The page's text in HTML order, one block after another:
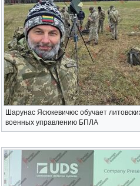
Шарунас Ясюкевичюс обучает
военных управлению БПЛА